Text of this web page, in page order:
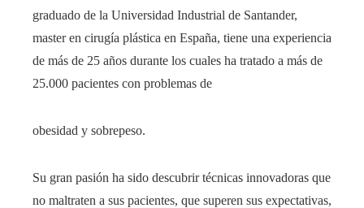
graduado de la Universidad Industrial de Santander,
master en cirugía plástica en España, tiene una experiencia
de más de 25 años durante los cuales ha tratado a más de
25.000 pacientes con problemas de
obesidad y sobrepeso.
Su gran pasión ha sido descubrir técnicas innovadoras que
no maltraten a sus pacientes, que superen sus expectativas,